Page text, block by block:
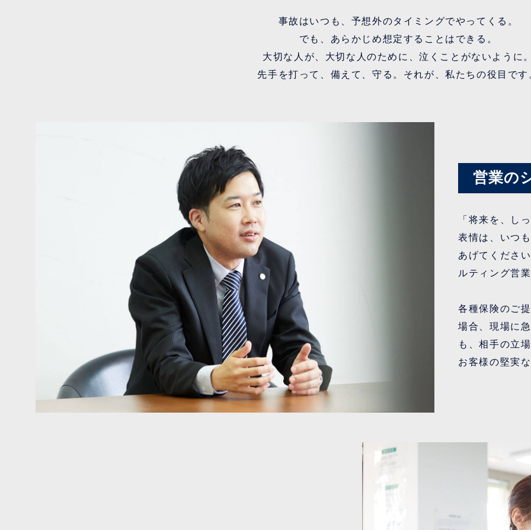
事故はいつも、予想外のタイミングでやってくる。
でも、あらかじめ想定することはできる。
大切な人が、大切な人のために、泣くことがないように
先手を打って、備えて、守る。それが、私たちの役目です
営業の
「将来を、し
表情は、いつ
あげてくださ
ルティング営
各種保険のご
場合、現場に
も、相手の立
お客様の堅実